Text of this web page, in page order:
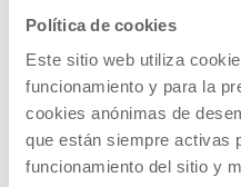
Política de cookies
Este sitio web utiliza
funcionamiento y para la
cookies anónimas de
que están siempre activas
funcionamiento del sitio y